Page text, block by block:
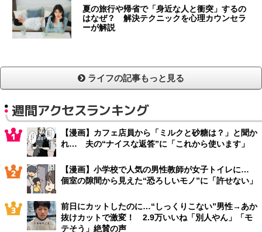
夏の旅行や帰省で「身近な人と衝突」するの
はなぜ？ 解決テクニックを心理カウンセラ
ーが解説
ライフの記事もっと見る
週間アクセスランキング
【漫画】カフェ店員から「ミルクと砂糖は？」と聞か
れ… 夫の“ナイスな返答”に「これから使います」
【漫画】小学校で人気の男性教師が女子トイレに…
個室の隙間から見えた“恐ろしいモノ”に「許せない」
前日にカットしたのに…“しっくりこない”男性→あか
抜けカットで激変！ 2.9万いいね「別人やん」「モ
テそう」絶賛の声